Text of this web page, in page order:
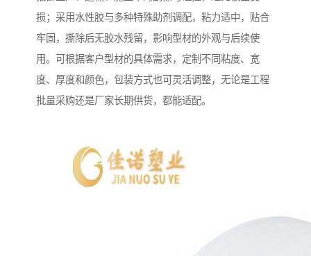
损；采用水性胶与多种特殊助剂调配，粘力适中，贴合
牢固，撕除后无胶水残留，影响型材的外观与后续使
用。可根据客户型材的具体需求，定制不同粘度、宽
度、厚度和颜色，包装方式也可灵活调整，无论是工程
批量采购还是厂家长期供货，都能适配。